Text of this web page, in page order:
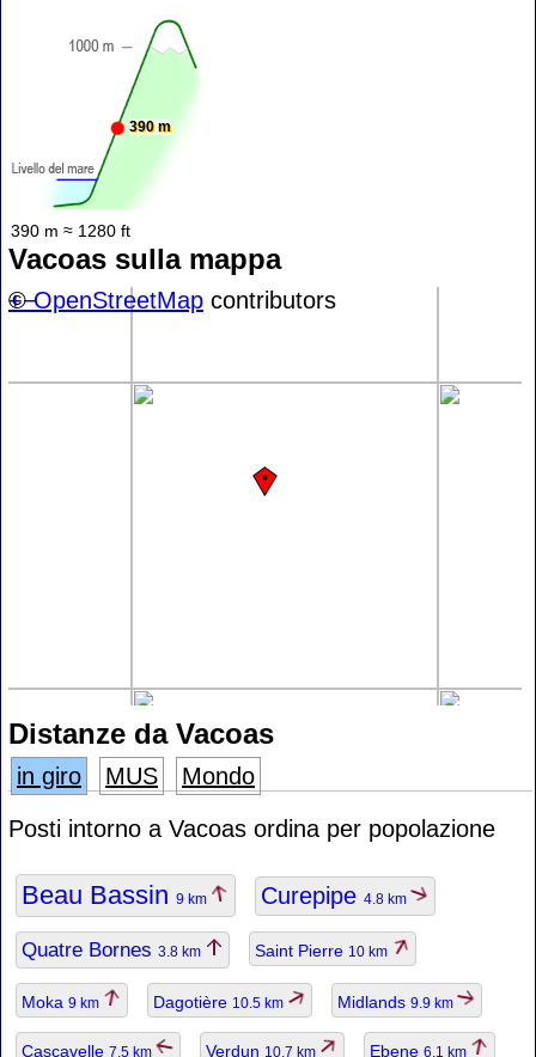
390 m
390 m ≈ 1280 ft
Vacoas sulla mappa
+−
©OpenStreetMap contributors
Distanze da Vacoas
in giro MUS
Mondo
Posti intorno a Vacoas ordina per popolazione
Beau Bassin 9 km Curepipe 4.8 km
Quatre Bornes 3.8 km Saint Pierre 10 km
Moka 9 km Dagotière 10.5 km Midlands 9.9 km
Cascavelle 7.5 km Verdun 10.7 km Ebene 6.1 km